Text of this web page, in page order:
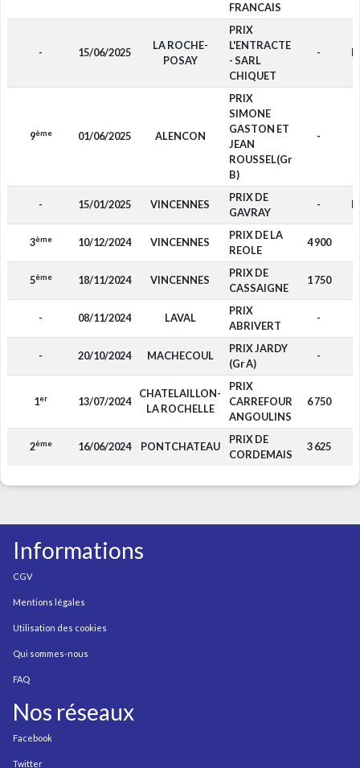
FRANCAIS
- 15/06/2025
LA ROCHE-
POSAY
PRIX
L'ENTRACTE
- SARL
CHIQUET
-
9ème 01/06/2025 ALENCON
PRIX
SIMONE
GASTON ET
JEAN
ROUSSEL(Gr
B)
-
- 15/01/2025 VINCENNES
PRIX DE
GAVRAY
-
3ème 10/12/2024 VINCENNES
PRIX DE LA
REOLE
4 900
5ème 18/11/2024 VINCENNES
PRIX DE
CASSAIGNE
1 750
- 08/11/2024 LAVAL
PRIX
ABRIVERT
-
- 20/10/2024 MACHECOUL
PRIX JARDY
(Gr A)
-
1er 13/07/2024
CHATELAILLON-
LA ROCHELLE
PRIX
CARREFOUR
ANGOULINS
6 750
2ème 16/06/2024 PONTCHATEAU
PRIX DE
CORDEMAIS
3 625
Informations
CGV
Mentions légales
Utilisation des cookies
Qui sommes-nous
FAQ
Nos réseaux
Facebook
Twitter